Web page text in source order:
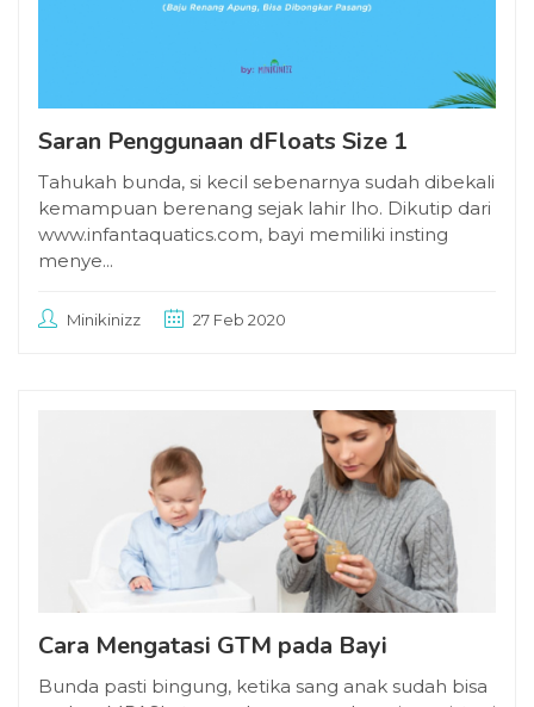
Saran Penggunaan dFloats Size 1
Tahukah bunda, si kecil sebenarnya sudah dibekali
kemampuan berenang sejak lahir lho. Dikutip dari
www.infantaquatics.com, bayi memiliki insting
menye...
Minikinizz 27 Feb 2020
Cara Mengatasi GTM pada Bayi
Bunda pasti bingung, ketika sang anak sudah bisa